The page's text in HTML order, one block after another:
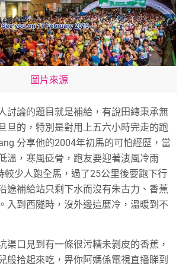
圖片來源
討論的題目就是補給，有說田總秉承無
旦的，特別是對用上五六小時完走的跑
分享他的2004年初馬的可怕經歷，當
溫，寒風砭骨，跑友要迎著淒風冷雨
較少人跑全馬，過了25公里後要跑下行
途補給站只剩下水而沒有朱古力、香蕉
入到西隧時，沒外邊這麼冷，溫暖到不
渠口見到有一條很污糟未剝皮的香蕉，
般拾起來吃，畀你阿媽係電視直播睇到